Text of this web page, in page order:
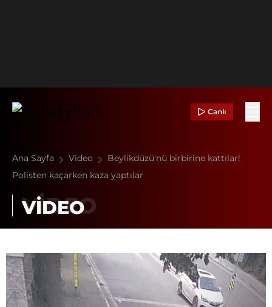
Canlı
Ana Sayfa Video
Beylikdüzü'nü birbirine kattılar!
Polisten kaçarken kaza yaptılar
VİDEO